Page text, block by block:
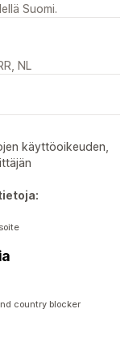
Suomi.
NL
käyttöoikeuden,
country blocker